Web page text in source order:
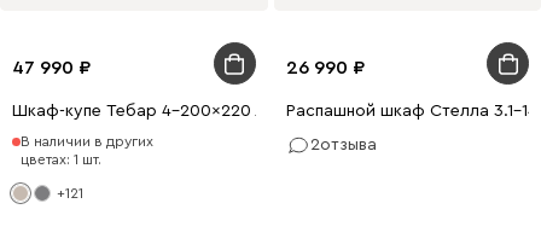
47 990
Шкаф-купе Тебар 4-200x220 Латте без зеркал
В наличии в других
цветах: 1 шт.
+121
26 990
Распашной шкаф Стелла 3.1-
2отзыва